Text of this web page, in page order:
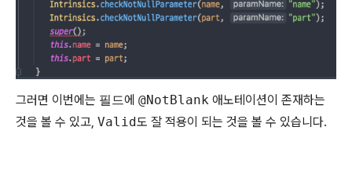
그러면 이번에는 필드에 @NotBlank 애노테이션이 존재하는
것을 볼 수 있고, Valid도 잘 적용이 되는 것을 볼 수 있습니다.